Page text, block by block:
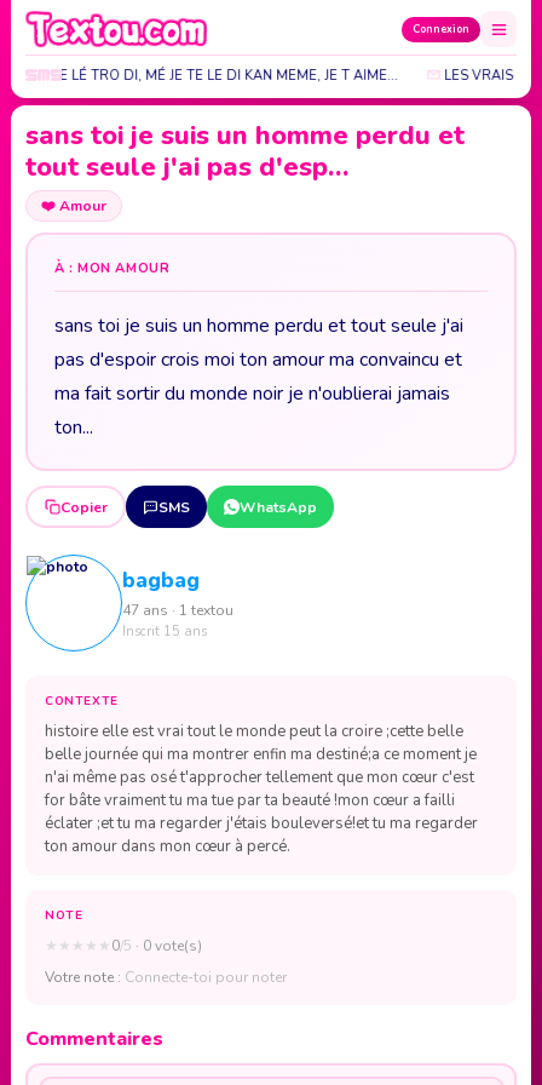
Connexion
KE JE TE LÉ TRO DI, MÉ JE TE LE DI KAN MEME, JE T AIME... LES VRAIS
sans toi je suis un homme perdu et
tout seule j'ai pas d'esp…
❤️Amour
À : MON AMOUR
sans toi je suis un homme perdu et tout seule j'ai
pas d'espoir crois moi ton amour ma convaincu et
ma fait sortir du monde noir je n'oublierai jamais
ton...
Copier SMS WhatsApp
bagbag
47 ans · 1 textou
Inscrit 15 ans
CONTEXTE
histoire elle est vrai tout le monde peut la croire ;cette belle
belle journée qui ma montrer enfin ma destiné;a ce moment je
n'ai même pas osé t'approcher tellement que mon cœur c'est
for bâte vraiment tu ma tue par ta beauté !mon cœur a failli
éclater ;et tu ma regarder j'étais bouleversé!et tu ma regarder
ton amour dans mon cœur à percé.
NOTE
★ ★ ★ ★ ★0/5 · 0 vote(s)
Votre note : Connecte-toi pour noter
Commentaires